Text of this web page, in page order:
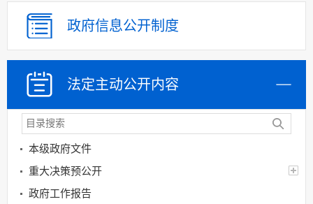
政府信息公开制度
法定主动公开内容
本级政府文件
重大决策预公开
政府工作报告